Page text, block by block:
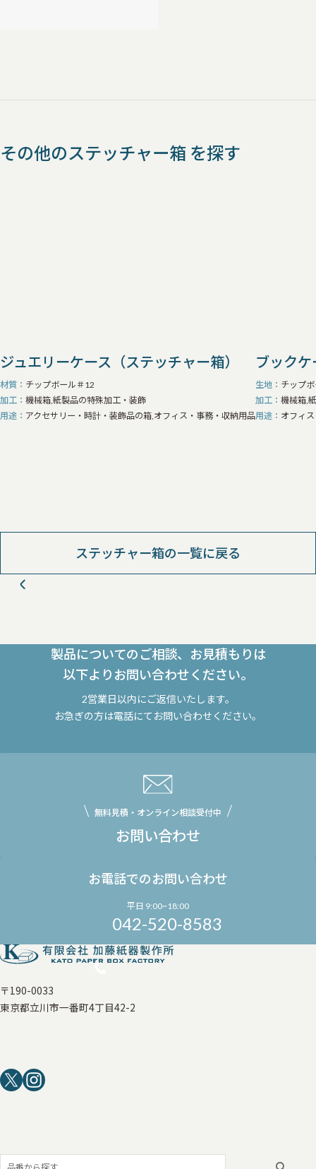
その他のステッチャー箱 を探す
ジュエリーケース（ステッチャー箱）
材質
チップボール＃12
加工
機械箱,紙製品の特殊加工・装飾
用途
アクセサリー・時計・装飾品の箱,オフィス・事務・収納用品
ブック
生地
チップ
加工
機械箱,
用途
オフィ
ステッチャー箱の一覧に戻る
製品についてのご相談、お見積もりは
以下よりお問い合わせください。
2営業日以内にご返信いたします。
お急ぎの方は電話にてお問い合わせください。
無料見積・オンライン相談受付中
お問い合わせ
お電話でのお問い合わせ
平日 9:00~18:00
042-520-8583
〒190-0033
東京都立川市一番町4丁目42-2